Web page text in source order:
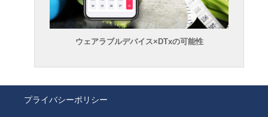
ウェアラブルデバイス×DTxの可能性
プライバシーポリシー